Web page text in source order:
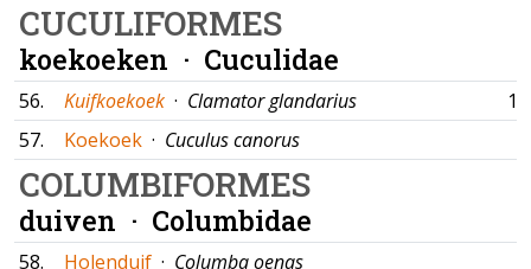
CUCULIFORMES
koekoeken · Cuculidae
56. Kuifkoekoek · Clamator glandarius
57.
Koekoek · Cuculus canorus
COLUMBIFORMES
duiven · Columbidae
58. Holenduif · Columba oenas